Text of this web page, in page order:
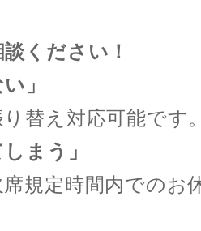
ください！
」
替え対応可能です
まう」
規定時間内でのお